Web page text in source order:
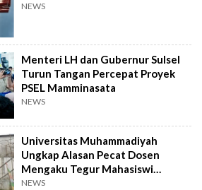
NEWS
Menteri LH dan Gubernur Sulsel
Turun Tangan Percepat Proyek
PSEL Mamminasata
NEWS
Universitas Muhammadiyah
Ungkap Alasan Pecat Dosen
Mengaku Tegur Mahasiswi
Berpakaian Ketat
NEWS